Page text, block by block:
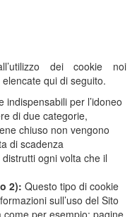
dei cookie noi
qui di seguito.
indispensabili per l’idoneo
di due categorie,
chiuso non vengono
di scadenza
ogni volta che il
2): Questo tipo di cookie
sull’uso del Sito